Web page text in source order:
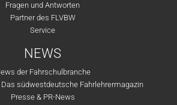
Fragen und Antworten
Partner des FLVBW
Service
NEWS
der Fahrschulbranche
Das südwestdeutsche Fahrlehrermagazin
Presse & PR-News